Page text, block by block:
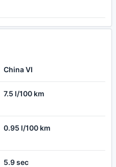
China VI
7.5 l/100 km
0.95 l/100 km
5.9 sec